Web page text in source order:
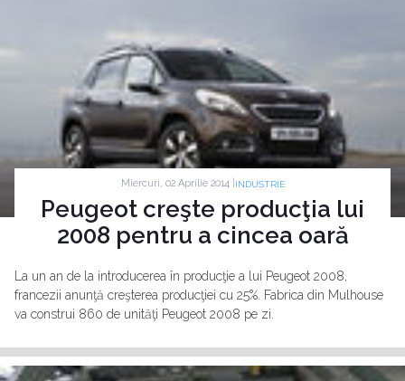
Miercuri, 02 Aprilie 2014 | INDUSTRIE
Peugeot creşte producţia lui
2008 pentru a cincea oară
La un an de la introducerea în producţie a lui Peugeot 2008,
francezii anunţă creşterea producţiei cu 25%. Fabrica din Mulhouse
va construi 860 de unităţi Peugeot 2008 pe zi.